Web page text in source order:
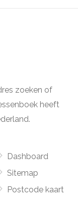
zoeken of
heeft
Dashboard
Sitemap
Postcode kaart